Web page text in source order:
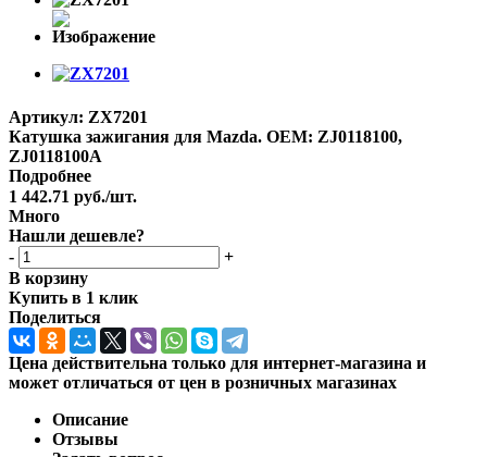
Артикул: ZX7201
Катушка зажигания для Mazda. OEM: ZJ0118100,
ZJ0118100A
Подробнее
1 442.71 руб./шт.
Много
Нашли дешевле?
-
+
В корзину
Купить в 1 клик
Поделиться
Цена действительна только для интернет-магазина и
может отличаться от цен в розничных магазинах
Описание
Отзывы